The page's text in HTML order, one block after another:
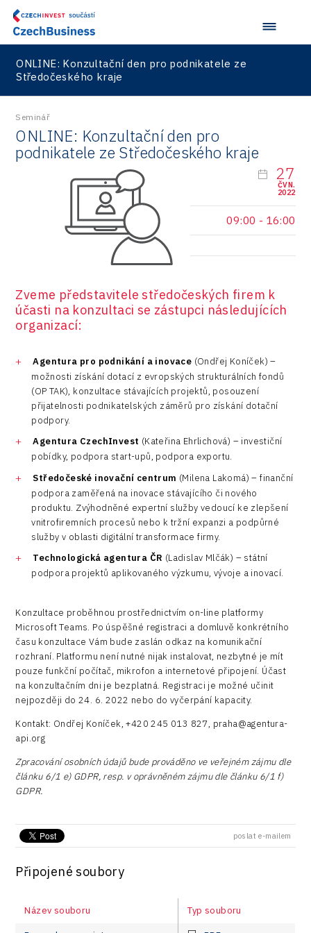
Connectivity
Consulting
Devices
Infrastructure
Security
Technické vzdělávání
ONLINE: Konzultační den pro podnikatele ze
Středočeského kraje
Seminář
ONLINE: Konzultační den pro
podnikatele ze Středočeského kraje
27
ČVN.
2022
09:00 - 16:00
Zveme představitele středočeských firem k
účasti na konzultaci se zástupci následujících
organizací:
Agentura pro podnikání a inovace (Ondřej Koníček) –
možnosti získání dotací z evropských strukturálních fondů
(OP TAK), konzultace stávajících projektů, posouzení
přijatelnosti podnikatelských záměrů pro získání dotační
podpory.
Agentura CzechInvest (Kateřina Ehrlichová) – investiční
pobídky, podpora start-upů, podpora exportu.
Středočeské inovační centrum (Milena Lakomá) – finanční
podpora zaměřená na inovace stávajícího či nového
produktu. Zvýhodněné expertní služby vedoucí ke zlepšení
vnitrofiremních procesů nebo k tržní expanzi a podpůrné
služby v oblasti digitální transformace firmy.
Technologická agentura ČR (Ladislav Mlčák) – státní
podpora projektů aplikovaného výzkumu, vývoje a inovací.
Konzultace proběhnou prostřednictvím on-line platformy
Microsoft Teams. Po úspěšné registraci a domluvě konkrétního
času konzultace Vám bude zaslán odkaz na komunikační
rozhraní. Platformu není nutné nijak instalovat, nezbytné je mít
pouze funkční počítač, mikrofon a internetové připojení. Účast
na konzultačním dni je bezplatná. Registraci je možné učinit
nejpozději do 24. 6. 2022 nebo do vyčerpání kapacity.
Kontakt: Ondřej Koníček, +420 245 013 827, praha@agentura-
api.org
Zpracování osobních údajů bude prováděno ve veřejném zájmu dle
článku 6/1 e) GDPR, resp. v oprávněném zájmu dle článku 6/1 f)
GDPR.
poslat e-mailem
Připojené soubory
Název souboru Typ souboru